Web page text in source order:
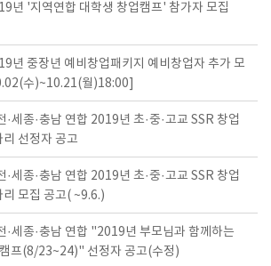
년 '지역연합 대학생 창업캠프' 참가자 모집
년 중장년 예비창업패키지 예비창업자 추가 모
수)~10.21(월)18:00]
·세종·충남 연합 2019년 초·중·고교 SSR 창업
선정자 공고
·세종·충남 연합 2019년 초·중·고교 SSR 창업
모집 공고( ~9.6.)
·세종·충남 연합 "2019년 부모님과 함께하는
프(8/23~24)" 선정자 공고(수정)